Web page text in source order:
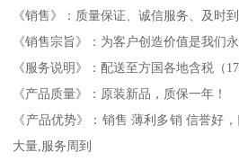
《销售》：质量保证、诚信服务、及时
《销售宗旨》：为客户创造价值是我们
《服务说明》：配送至方国各地含税（
《产品质量》：原装新品，质保一年！
《产品优势》：销售 薄利多销 信誉好
大量,服务周到